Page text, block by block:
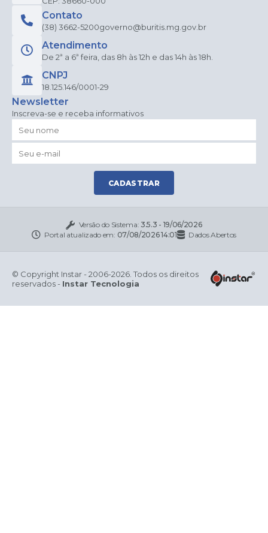
Contato
(38) 3662-5200governo@buritis.mg.gov.br
Atendimento
De 2ª a 6ª feira, das 8h às 12h e das 14h às 18h.
CNPJ
18.125.146/0001-29
Newsletter
Inscreva-se e receba informativos
CADASTRAR
Versão do Sistema: 3.5.3 - 19/06/2026
Portal atualizado em: 07/08/2026 14:01 Dados Abertos
© Copyright Instar - 2006-2026. Todos os direitos
reservados - Instar Tecnologia